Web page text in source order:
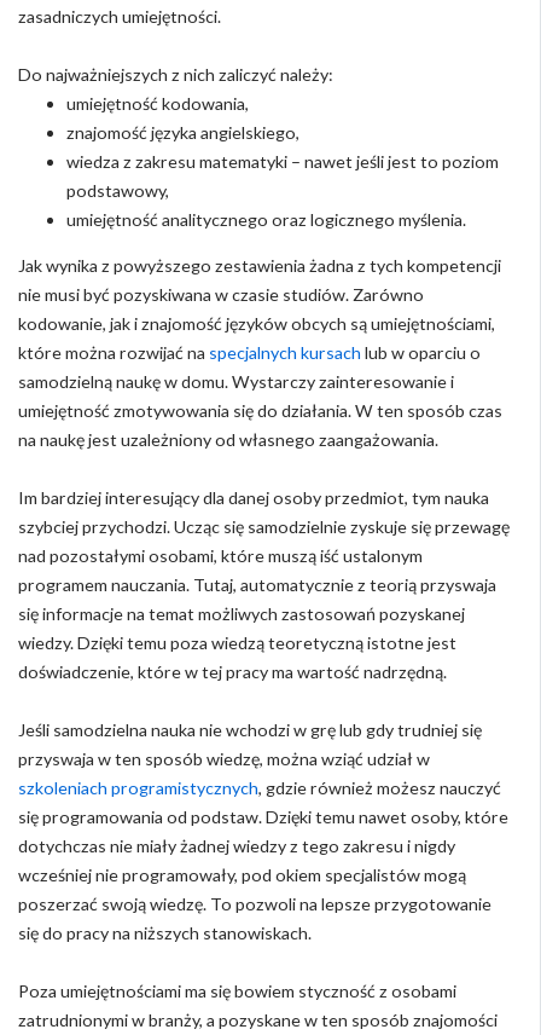
zasadniczych umiejętności.
Do najważniejszych z nich zaliczyć należy:
umiejętność kodowania,
znajomość języka angielskiego,
wiedza z zakresu matematyki – nawet jeśli jest to poziom
podstawowy,
umiejętność analitycznego oraz logicznego myślenia.
Jak wynika z powyższego zestawienia żadna z tych kompetencji
nie musi być pozyskiwana w czasie studiów. Zarówno
kodowanie, jak i znajomość języków obcych są umiejętnościami,
które można rozwijać na specjalnych kursach lub w oparciu o
samodzielną naukę w domu. Wystarczy zainteresowanie i
umiejętność zmotywowania się do działania. W ten sposób czas
na naukę jest uzależniony od własnego zaangażowania.
Im bardziej interesujący dla danej osoby przedmiot, tym nauka
szybciej przychodzi. Ucząc się samodzielnie zyskuje się przewagę
nad pozostałymi osobami, które muszą iść ustalonym
programem nauczania. Tutaj, automatycznie z teorią przyswaja
się informacje na temat możliwych zastosowań pozyskanej
wiedzy. Dzięki temu poza wiedzą teoretyczną istotne jest
doświadczenie, które w tej pracy ma wartość nadrzędną.
Jeśli samodzielna nauka nie wchodzi w grę lub gdy trudniej się
przyswaja w ten sposób wiedzę, można wziąć udział w
szkoleniach programistycznych, gdzie również możesz nauczyć
się programowania od podstaw. Dzięki temu nawet osoby, które
dotychczas nie miały żadnej wiedzy z tego zakresu i nigdy
wcześniej nie programowały, pod okiem specjalistów mogą
poszerzać swoją wiedzę. To pozwoli na lepsze przygotowanie
się do pracy na niższych stanowiskach.
Poza umiejętnościami ma się bowiem styczność z osobami
zatrudnionymi w branży, a pozyskane w ten sposób znajomości